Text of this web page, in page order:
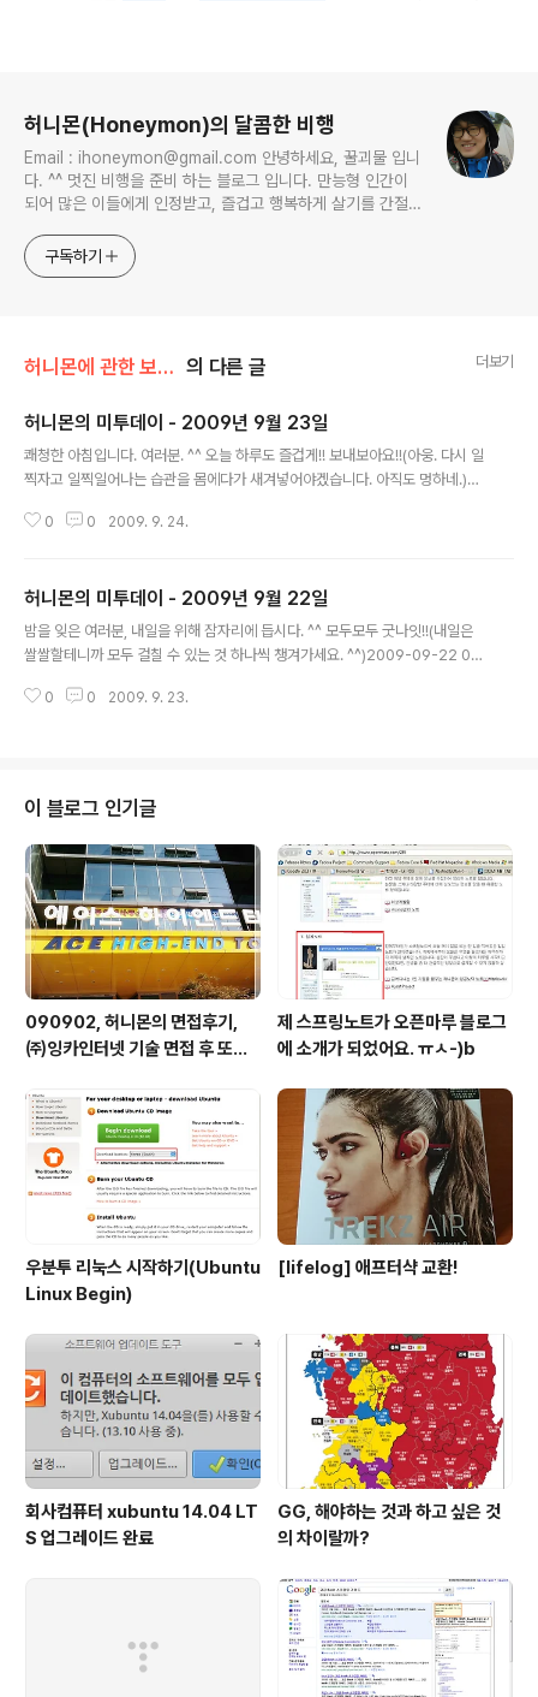
허니몬(Honeymon)의 달콤한 비행
Email : ihoneymon@gmail.com 안녕하세요, 꿀괴물 입니
다. ^^ 멋진 비행을 준비 하는 블로그 입니다. 만능형 인간이
되어 많은 이들에게 인정받고, 즐겁고 행복하게 살기를 간절히
지켜봐주세요!! ^^
구독하기
허니몬에 관한 보고서/허니몬의 물병편지 의 다른 글 더보기
허니몬의 미투데이 - 2009년 9월 23일
쾌청한 아침입니다. 여러분. ^^ 오늘 하루도 즐겁게!! 보내보아요!!(아웅. 다시 일
찍자고 일찍일어나는 습관을 몸에다가 새겨넣어야겠습니다. 아직도 멍하네.)2
분. 웃어야 되나 말아야되나?(일단은 그냥 웃지요.)2009-09-23 11:13:02T
다보면, 전화매너가 없으신 분들이 있다. ㅡ_-);; 다짜고짜 용건부터 말하면, 낯
선 번호로 걸려온 전화를 받는 나는 당황하고 '누구지?' 하고 고민한다. 용건은
간단히 말하는게 좋지만, ..
0 0 2009. 9. 24.
허니몬의 미투데이 - 2009년 9월 22일
밤을 잊은 여러분, 내일을 위해 잠자리에 듭시다. ^^ 모두모두 굿나잇!!(내일은
쌀쌀할테니까 모두 걸칠 수 있는 것 하나씩 챙겨가세요. ^^)2009-09-22 01:
했으니, 올 가을 단풍은 예쁠것 같은데요!? 주말에는 가까운 산이라도 가야지.
지금 상황은 더욱 굳건해질걸?(2048kb, 북경제좋아야 통일 가능, 이건 안하겠
다는 이야기인거지.)2009-09-22 09:15:08ㅡ_-..
0 0 2009. 9. 23.
이 블로그 인기글
090902, 허니몬의 면접후기,
㈜잉카인터넷 기술 면접 후 또한
업!!
제 스프링노트가 오픈마루 블로그
에 소개가 되었어요. ㅠㅅ-)b
우분투 리눅스 시작하기(Ubuntu
Linux Begin)
[lifelog] 애프터샥 교환!
회사컴퓨터 xubuntu 14.04 LT
S 업그레이드 완료
GG, 해야하는 것과 하고 싶은 것
의 차이랄까?